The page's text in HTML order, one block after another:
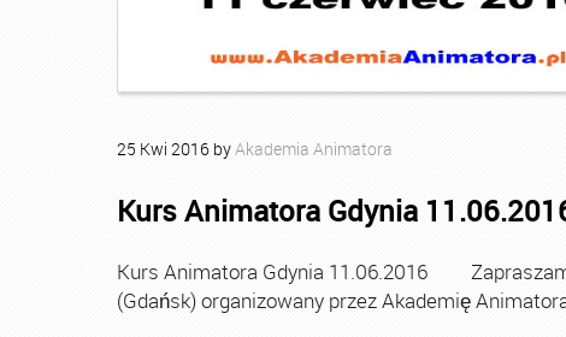
25 Kwi 2016 byAkademia Animatora
Kurs Animatora Gdynia
Kurs Animatora Gdynia 11.06.2016
(Gdańsk) organizowany przez Akademię